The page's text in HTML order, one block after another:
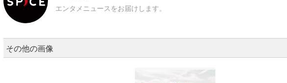
エンタメニュースをお届けします。
その他の画像